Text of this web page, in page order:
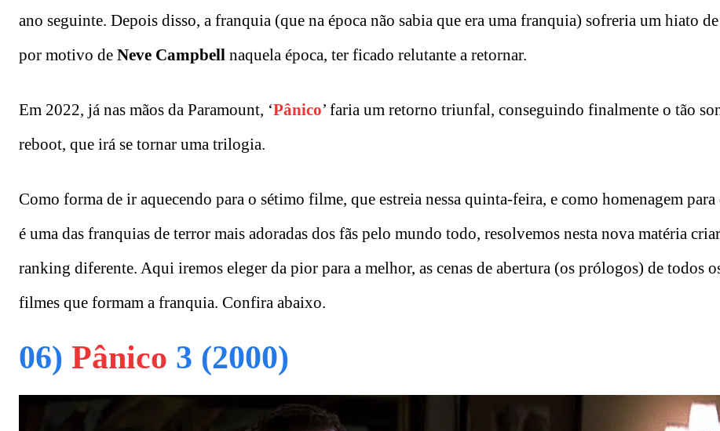
ano seguinte. Depois disso, a franquia (que na época não sabia que era uma franquia) sofreria um hiato
por motivo de Neve Campbell naquela época, ter ficado relutante a retornar.
Em 2022, já nas mãos da Paramount, ‘Pânico’ faria um retorno triunfal, conseguindo finalmente o tão
reboot, que irá se tornar uma trilogia.
Como forma de ir aquecendo para o sétimo filme, que estreia nessa quinta-feira, e como homenagem para
é uma das franquias de terror mais adoradas dos fãs pelo mundo todo, resolvemos nesta nova matéria
ranking diferente. Aqui iremos eleger da pior para a melhor, as cenas de abertura (os prólogos) de todos
filmes que formam a franquia. Confira abaixo.
06) Pânico 3 (2000)